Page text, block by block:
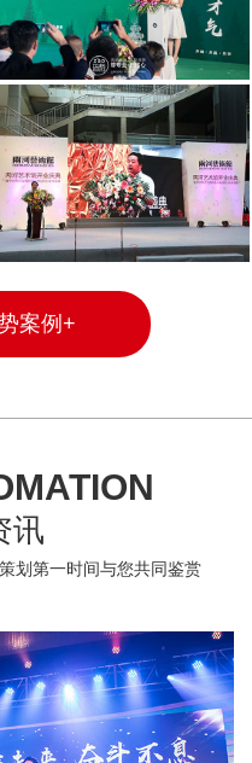
案例+
讯
划第一时间与您共同鉴赏